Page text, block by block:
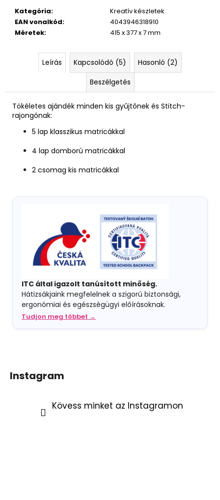
Kategória:
Kreatív készletek
EAN vonalkód:
4043946318910
Méretek: 415 x 377 x 7 mm
Leírás Kapcsolódó (5)
Hasonló (2)
Beszélgetés
Tökéletes ajándék minden kis gyűjtőnek és Stitch-
rajongónak:
5 lap klasszikus matricákkal
4 lap domború matricákkal
2 csomag kis matricákkal
ITC által igazolt tanúsított minőség.
Hátizsákjaink megfelelnek a szigorú biztonsági,
ergonómiai és egészségügyi előírásoknak.
Tudjon meg többet →
Instagram
Kövess minket az Instagramon